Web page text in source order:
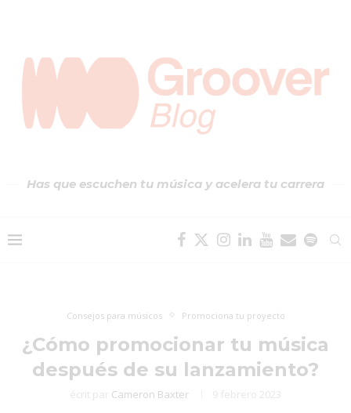
Has que escuchen tu música y acelera tu carrera
Consejos para músicos Promociona tu proyecto
¿Cómo promocionar tu música
después de su lanzamiento?
écrit par Cameron Baxter 9 febrero 2023